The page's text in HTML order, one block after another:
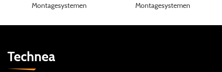
Montagesystemen Montagesystemen
Technea